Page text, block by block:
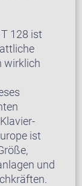
128 ist
wirklich
ist
und